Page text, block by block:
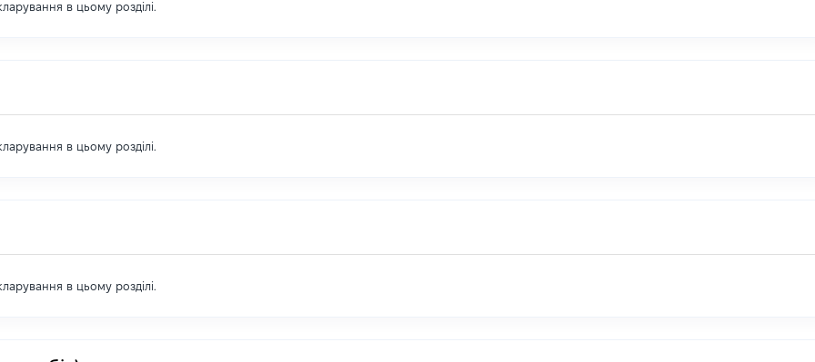
в цьому розділі.
в цьому розділі.
в цьому розділі.